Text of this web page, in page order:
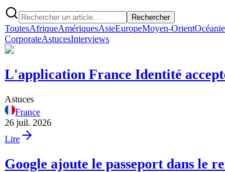
Rechercher
ToutesAfriqueAmériquesAsieEuropeMoyen-OrientOcéanie
CorporateAstucesInterviews
L'application France Identité
Astuces
France
26 juil. 2026
Lire
Google ajoute le passeport dans le